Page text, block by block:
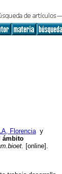
Florenciay
ámbito
[online].